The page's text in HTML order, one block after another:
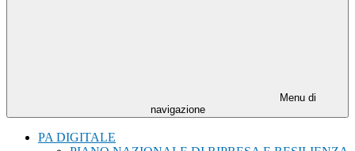
Menu di
navigazione
PA DIGITALE